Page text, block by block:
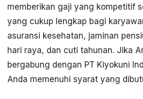
memberikan gaji yang kompetitif
yang cukup lengkap bagi
asuransi kesehatan, jaminan
hari raya, dan cuti tahunan. Jika
bergabung dengan PT Kiyokuni
Anda memenuhi syarat yang